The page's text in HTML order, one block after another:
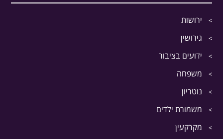
ירושות
גירושין
ידועים בציבור
משפחה
נוטריון
משמורת ילדים
מקרקעין